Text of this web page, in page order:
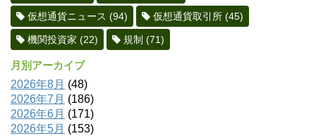
仮想通貨ニュース (94) 仮想通貨取引所 (45)
機関投資家 (22) 規制 (71)
月別アーカイブ
2026年8月 (48)
2026年7月 (186)
2026年6月 (171)
2026年5月 (153)